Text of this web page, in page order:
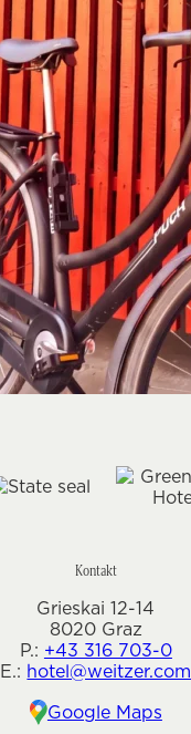
Kontakt
Grieskai 12-14
8020 Graz
P.: +43 316 703-0
E.: hotel@weitzer.com
Google Maps